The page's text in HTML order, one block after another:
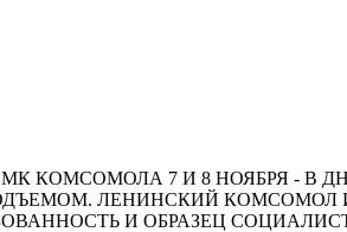
КОМСОМОЛА 7 И 8 НОЯБРЯ - В
ЛЕНИНСКИЙ КОМСОМОЛ
И ОБРАЗЕЦ